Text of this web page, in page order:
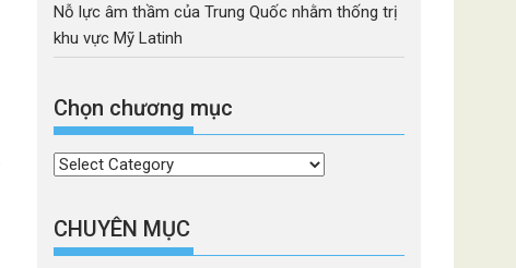
Nỗ lực âm thầm của Trung Quốc nhằm thống trị
khu vực Mỹ Latinh
Chọn chương mục
Chọn
mục
CHUYÊN MỤC